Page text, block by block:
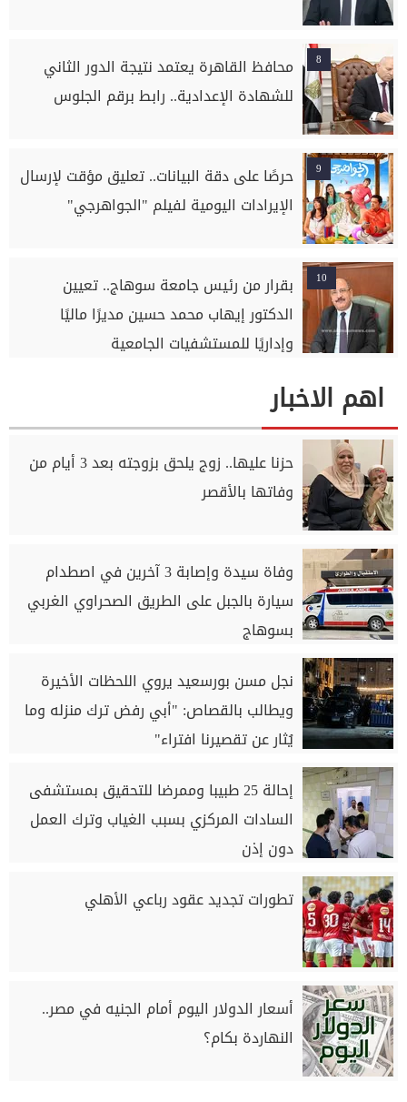
8
محافظ القاهرة يعتمد نتيجة الدور الثاني
للشهادة الإعدادية.. رابط برقم الجلوس
9
حرصًا على دقة البيانات.. تعليق مؤقت لإرسال
الإيرادات اليومية لفيلم "الجواهرجي"
10
بقرار من رئيس جامعة سوهاج.. تعيين
الدكتور إيهاب محمد حسين مديرًا ماليًا
وإداريًا للمستشفيات الجامعية
اهم الاخبار
حزنا عليها.. زوج يلحق بزوجته بعد 3 أيام من
وفاتها بالأقصر
وفاة سيدة وإصابة 3 آخرين في اصطدام
سيارة بالجبل على الطريق الصحراوي الغربي
بسوهاج
نجل مسن بورسعيد يروي اللحظات الأخيرة
ويطالب بالقصاص: "أبي رفض ترك منزله وما
يُثار عن تقصيرنا افتراء"
إحالة 25 طبيبا وممرضا للتحقيق بمستشفى
السادات المركزي بسبب الغياب وترك العمل
دون إذن
تطورات تجديد عقود رباعي الأهلي
أسعار الدولار اليوم أمام الجنيه في مصر..
النهاردة بكام؟